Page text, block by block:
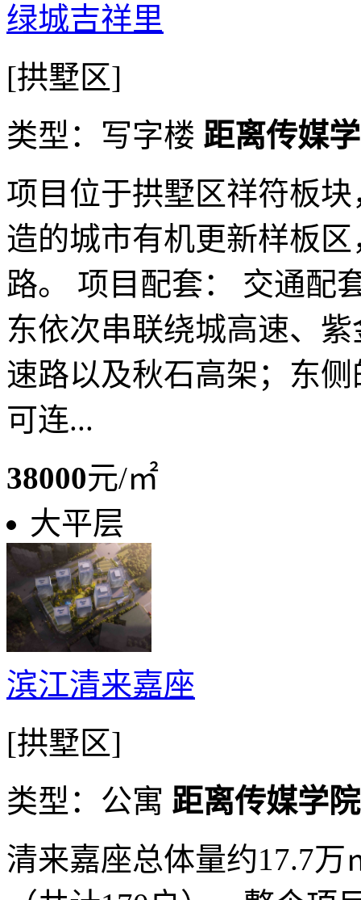
绿城吉祥里
[拱墅区]
类型：写字楼 距离传媒
项目位于拱墅区祥符板
造的城市有机更新样板
路。 项目配套： 交通配
东依次串联绕城高速、
速路以及秋石高架；东
可连...
38000元/㎡
大平层
滨江清来嘉座
[拱墅区]
类型：公寓 距离传媒学
清来嘉座总体量约17.7万